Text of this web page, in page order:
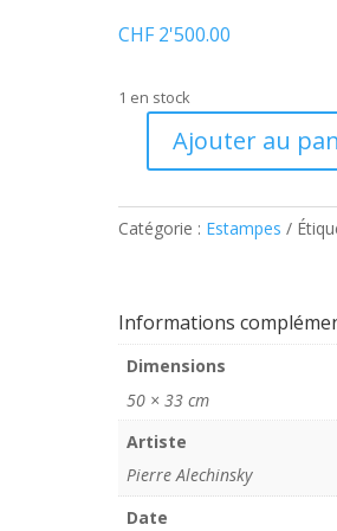
CHF 2'500.00
1 en stock
quantité
Alechinsky
–
de
l'ammonite
Ajouter au
Catégorie : Estampes
Informations
Dimensions
50 × 33 cm
Artiste
Pierre Alechinsky
Date